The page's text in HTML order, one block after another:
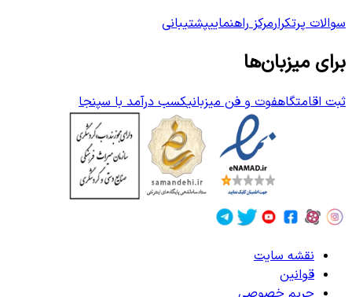
سوالات پرتکرارمرکز راهنماییپشتیبانی
برای میزبان‌ها
ثبت اقامتگاهفوت و فن میزبانیکسب درآمد با سپنجا
نقشه سایت
قوانین